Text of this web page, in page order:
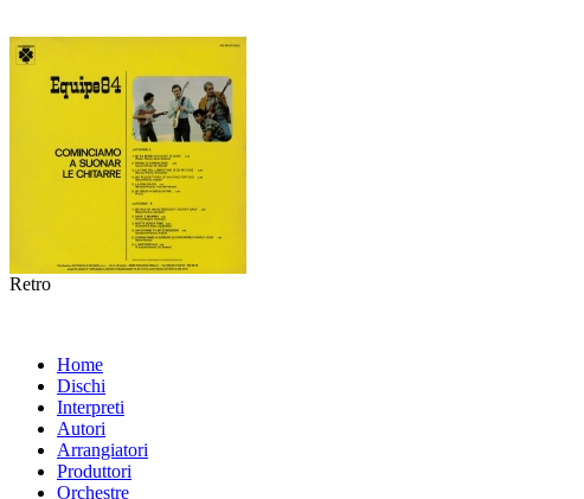
Retro
Home
Dischi
Interpreti
Autori
Arrangiatori
Produttori
Orchestre